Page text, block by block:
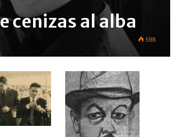
cenizas al alba
598